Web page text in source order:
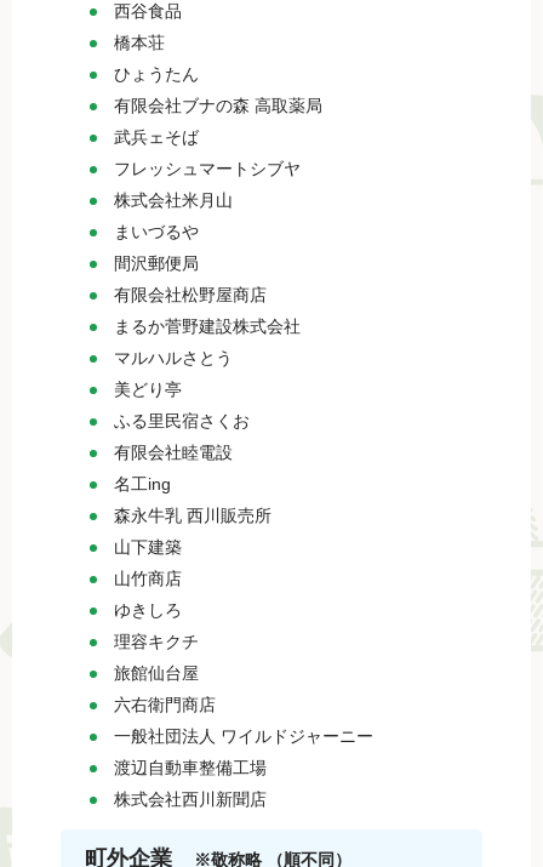
西谷食品
橋本荘
ひょうたん
有限会社ブナの森 高取薬局
武兵ェそば
フレッシュマートシブヤ
株式会社米月山
まいづるや
間沢郵便局
有限会社松野屋商店
まるか菅野建設株式会社
マルハルさとう
美どり亭
ふる里民宿さくお
有限会社睦電設
名工ing
森永牛乳 西川販売所
山下建築
山竹商店
ゆきしろ
理容キクチ
旅館仙台屋
六右衛門商店
一般社団法人 ワイルドジャーニー
渡辺自動車整備工場
株式会社西川新聞店
町外企業 ※敬称略 （順不同）